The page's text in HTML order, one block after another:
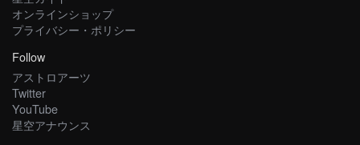
オンラインショップ
プライバシー・ポリシー
Follow
アストロアーツ
Twitter
YouTube
星空アナウンス